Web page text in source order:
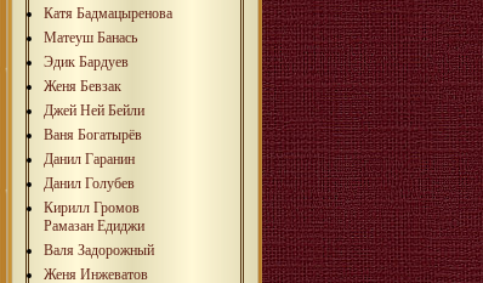
Катя Бадмацыренова
Матеуш Банась
Эдик Бардуев
Женя Бевзак
Джей Ней Бейли
Ваня Богатырёв
Данил Гаранин
Данил Голубев
Кирилл Громов
Рамазан Едиджи
Валя Задорожный
Женя Инжеватов